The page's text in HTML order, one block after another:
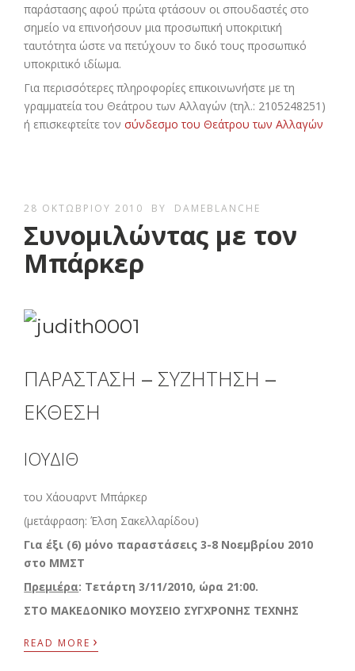
παράστασης αφού πρώτα φτάσουν οι σπουδαστές στο
σημείο να επινοήσουν μια προσωπική υποκριτική
ταυτότητα ώστε να πετύχουν το δικό τους προσωπικό
υποκριτικό ιδίωμα.
Για περισσότερες πληροφορίες επικοινωνήστε με τη
γραμματεία του Θεάτρου των Αλλαγών (τηλ.: 2105248251)
ή επισκεφτείτε τονσύνδεσμο του Θεάτρου των Αλλαγών
28 ΟΚΤΩΒΡΊΟΥ 2010 BY DAMEBLANCHE
Συνομιλώντας με τον
Μπάρκερ
ΠΑΡΑΣΤΑΣΗ – ΣΥΖΗΤΗΣΗ –
ΕΚΘΕΣΗ
ΙΟΥΔΙΘ
του Χάουαρντ Μπάρκερ
(μετάφραση: Έλση Σακελλαρίδου)
Για έξι (6) μόνο παραστάσεις 3-8 Νοεμβρίου 2010
στο ΜΜΣΤ
Πρεμιέρα: Τετάρτη 3/11/2010, ώρα 21:00.
ΣΤΟ ΜΑΚΕΔΟΝΙΚΟ ΜΟΥΣΕΙΟ ΣΥΓΧΡΟΝΗΣ ΤΕΧΝΗΣ
READ MORE ›